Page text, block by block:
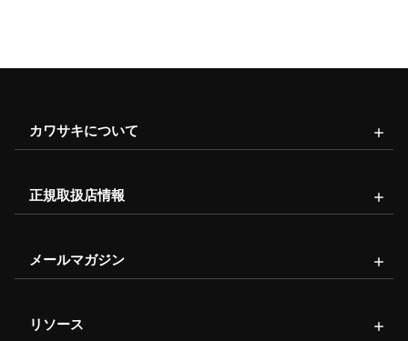
カワサキについて
正規取扱店情報
メールマガジン
リソース